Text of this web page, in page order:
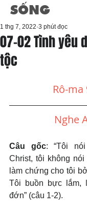
SỐNG
07-02 Tình yêu
tộc
1 thg 7, 2022 3 phút đọc
Rô-ma
Nghe
Câu gốc: “Tôi
Christ, tôi không
làm chứng cho tôi
Tôi buồn bực lắm,
đớn” (câu 1-2).